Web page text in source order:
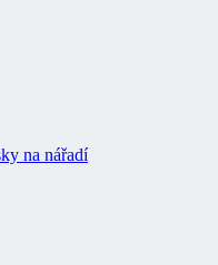
na nářadí